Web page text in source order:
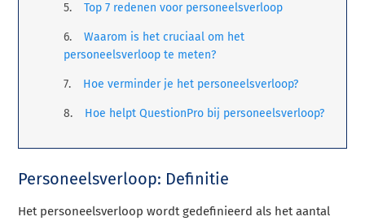
Top 7 redenen voor personeelsverloop
Waarom is het cruciaal om het
personeelsverloop te meten?
Hoe verminder je het personeelsverloop?
Hoe helpt QuestionPro bij personeelsverloop?
Personeelsverloop: Definitie
Het personeelsverloop wordt gedefinieerd als het aantal